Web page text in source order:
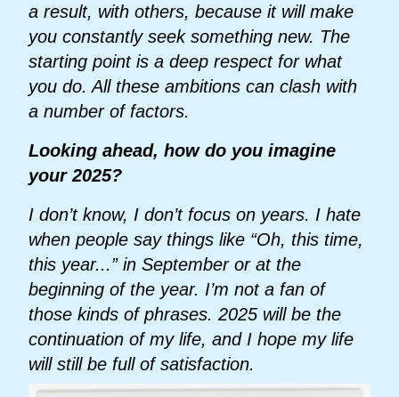
a result, with others, because it will make
you constantly seek something new. The
starting point is a deep respect for what
you do. All these ambitions can clash with
a number of factors.
Looking ahead, how do you imagine
your 2025?
I don’t know, I don’t focus on years. I hate
when people say things like “Oh, this time,
this year...” in September or at the
beginning of the year. I’m not a fan of
those kinds of phrases. 2025 will be the
continuation of my life, and I hope my life
will still be full of satisfaction.